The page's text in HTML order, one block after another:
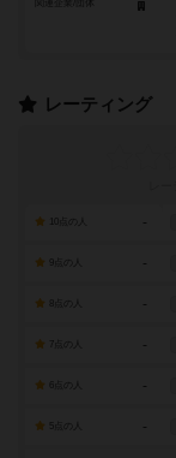
レーティング
-
-
-
7点の人 -
-
-